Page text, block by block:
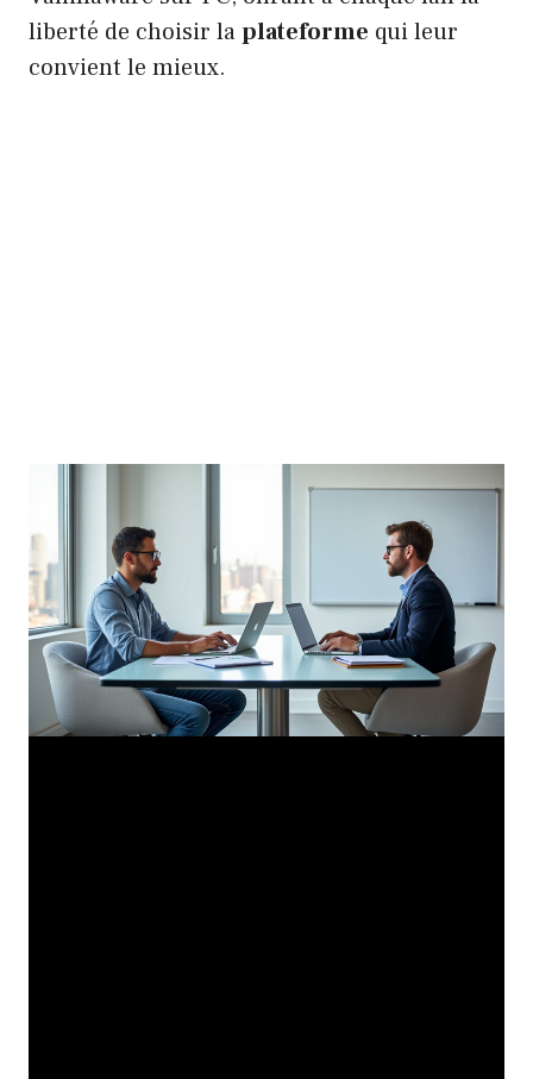
liberté de choisir laplateforme qui leur
convient le mieux.